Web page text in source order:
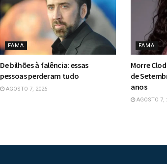
FAMA
De bilhões à falência: essas
pessoas perderam tudo
AGOSTO 7, 2026
FAMA
Morre
de
anos
AGOSTO 7,